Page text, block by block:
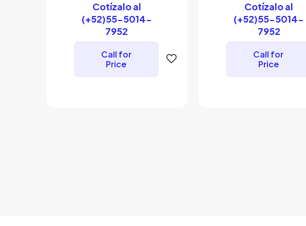
Cotízalo al
(+52)55-5014-
7952
Call for
Price
Cotízalo al
(+52)55-5014-
7952
Call for
Price